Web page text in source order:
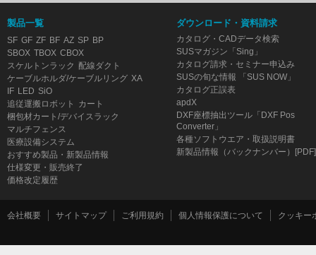
製品一覧
SF GF ZF BF AZ SP BP
SBOX TBOX CBOX
スケルトンラック 配線ダクト
ケーブルホルダ/ケーブルリング XA
IF LED SiO
追従運搬ロボット
カート
梱包材カート/デバイスラック
マルチフェンス
医療設備システム
おすすめ製品・新製品情報
仕様変更・販売終了
価格改定履歴
ダウンロード・資料請求
カタログ・CADデータ検索
SUSマガジン「Sing」
カタログ請求・セミナー申込み
SUSの旬な情報 「SUS NOW」
カタログ正誤表
apdX
DXF座標抽出ツール「DXF Pos
Converter」
各種ソフトウエア・取扱説明書
新製品情報（バックナンバー）[PDF]
会社概要 サイトマップ ご利用規約 個人情報保護について クッキー